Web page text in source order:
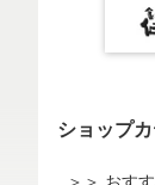
ショップ